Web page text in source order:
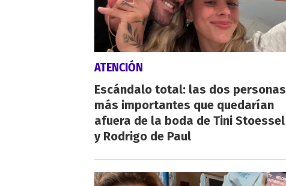
ATENCIÓN
Escándalo total: las dos personas
más importantes que quedarían
afuera de la boda de Tini Stoessel
y Rodrigo de Paul